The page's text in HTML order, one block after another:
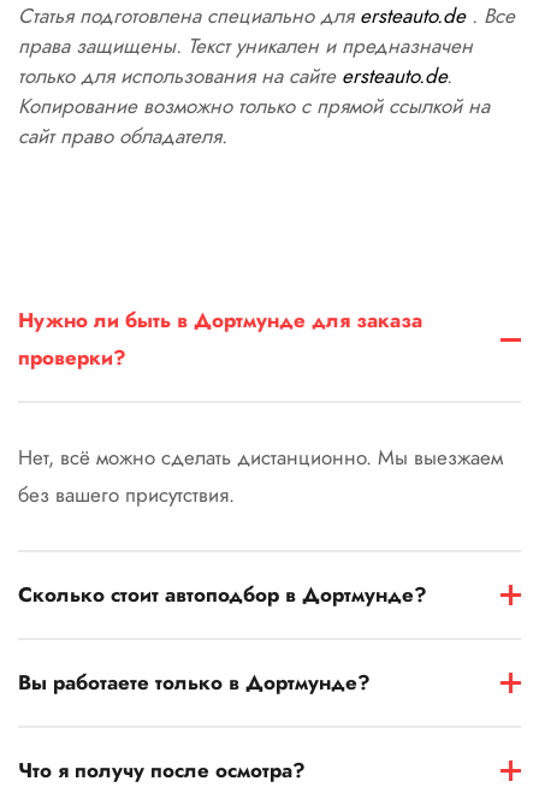
Статья подготовлена специально дляersteauto.de. Все
права защищены. Текст уникален и предназначен
только для использования на сайте ersteauto.de.
Копирование возможно только с прямой ссылкой на
сайт право обладателя.
Нужно ли быть в Дортмунде для заказа
проверки?
Нет, всё можно сделать дистанционно. Мы выезжаем
без вашего присутствия.
Сколько стоит автоподбор в Дортмунде?
Вы работаете только в Дортмунде?
Что я получу после осмотра?